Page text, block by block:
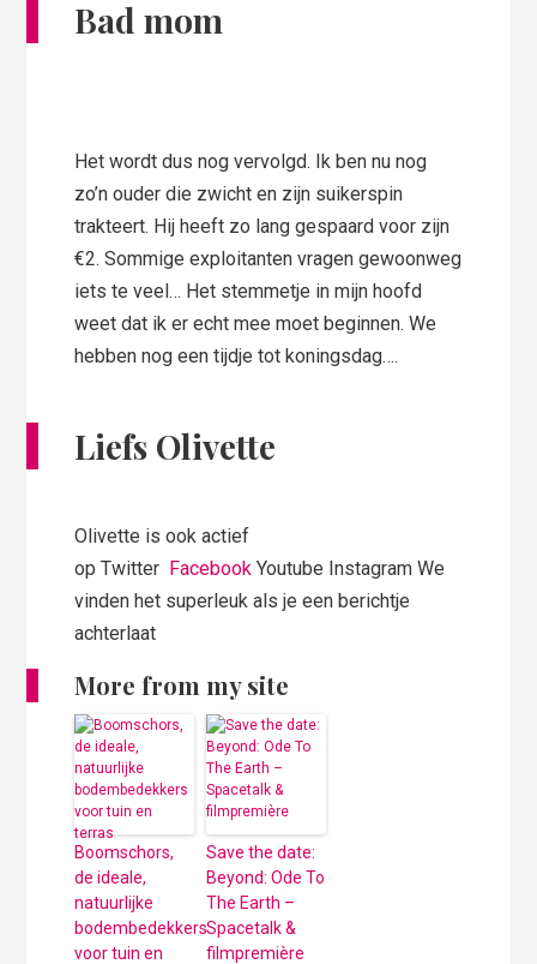
Bad mom
Het wordt dus nog vervolgd. Ik ben nu nog
zo’n ouder die zwicht en zijn suikerspin
trakteert. Hij heeft zo lang gespaard voor zijn
€2. Sommige exploitanten vragen gewoonweg
iets te veel… Het stemmetje in mijn hoofd
weet dat ik er echt mee moet beginnen. We
hebben nog een tijdje tot koningsdag….
Liefs Olivette
Olivette is ook actief
op Twitter Facebook Youtube Instagram We
vinden het superleuk als je een berichtje
achterlaat
More from my site
Boomschors,
de ideale,
natuurlijke
bodembedekkers
voor tuin en
Save the date:
Beyond: Ode To
The Earth –
Spacetalk &
filmpremière